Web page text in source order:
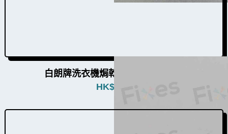
白朗牌洗衣機焗乾感溫掣W022009
HK$